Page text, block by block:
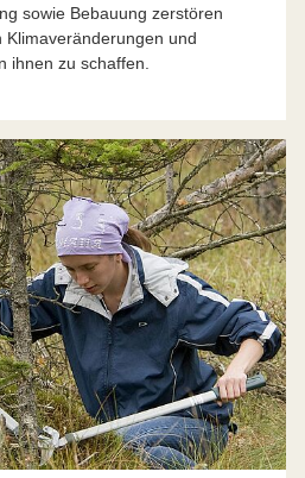
sowie Bebauung zerstören
Klimaveränderungen und
ihnen zu schaffen.